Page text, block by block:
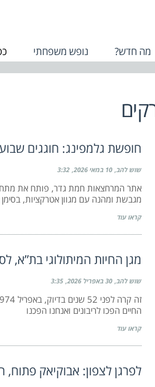
מה חדש? נופש משפחתי
חופשת גלמפינג: חוגגים
שוש להב 10 במאי 2026 3:32
אתר המרחצאות חמת גדר, פותח את
מגבשת ומהנה עם מגוון אטרקציות, בסימן
קראו עוד
מגן החיות המיתולוגי בת”א,
שוש להב 30 באפריל 2026 3:35
החיים הפכו לריבונים ואנחנו הפכנו
קראו עוד
לפרגן לצפון: אבוקיאק פתוח,